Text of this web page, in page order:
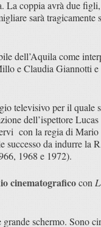
La coppia avrà due
sarà tragicamente
dell’Aquila come
e Claudia Giannotti
televisivo per il quale
dell’ispettore
con la regia di
da indurre la
1968 e 1972).
cinematograficocon
schermo. Sono